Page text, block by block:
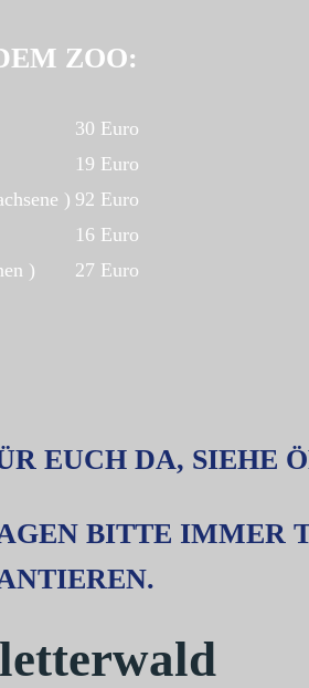
ZOO:
30 Euro
19 Euro
) 92 Euro
16 Euro
)
27 Euro
EUCH DA, SIEHE
BITTE IMMER